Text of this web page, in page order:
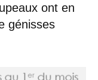
ont en
génisses